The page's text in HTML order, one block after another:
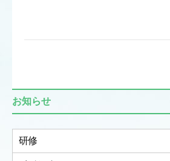
お知らせ
研修